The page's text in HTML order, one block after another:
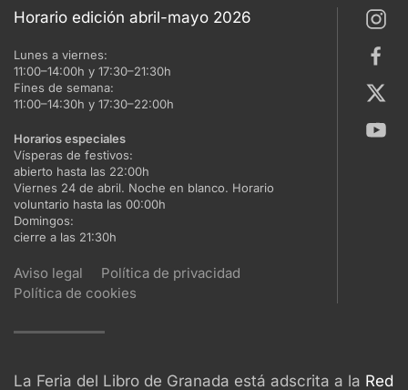
Horario edición abril-mayo 2026
Lunes a viernes:
11:00–14:00h y 17:30–21:30h
Fines de semana:
11:00–14:30h y 17:30–22:00h
Horarios especiales
Vísperas de festivos:
abierto hasta las 22:00h
Viernes 24 de abril. Noche en blanco. Horario
voluntario hasta las 00:00h
Domingos:
cierre a las 21:30h
Aviso legal
Política de privacidad
Política de cookies
La Feria del Libro de Granada está adscrita a la Red